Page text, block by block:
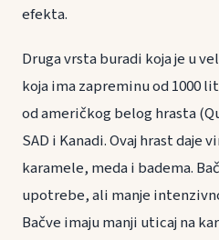
efekta.
Druga vrsta buradi koja je u
koja ima zapreminu od 1000
od američkog belog hrasta
SAD i Kanadi. Ovaj hrast daje
karamele, meda i badema.
upotrebe, ali manje
Bačve imaju manji uticaj na